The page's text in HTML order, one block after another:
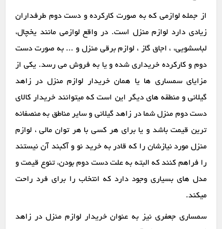
از جمله لوازمی که به صورت کارکرده و دست دوم طرفداران
زیادی دارد لوازم منزل است. در واقع لوازمی مانند یخچال،
لباسشویی، ، اجاق گاز ، لوازم برقی منزل و ... به صورت دست
دوم و کارکرده خریداری شده و یا به فروش می رسد. یکی از
مزایای سمساری ها یا همان خریدار لوازم منزل در زاهد
گیلانی و منطقه های دیگر این است که میتوانند خریدار کالای
دست دوم منزل شما در زاهد گیلانی و سایر مناطق به منصفانه
ترین قیمت باشد و یا برای هر کسی با هر توان مالی ، لوازم
منزل مورد نیازشان را که قادر به خرید نو و آکبند آن نیستند
را فراهم کنند که البته به علت دست دوم بودن، تنوع قیمت و
مدل های بسیاری وجود دارد که انتخاب را برای فرد راحت
میکند.
سمساری جعفری نیز به عنوان خریدار لوازم منزل در زاهد